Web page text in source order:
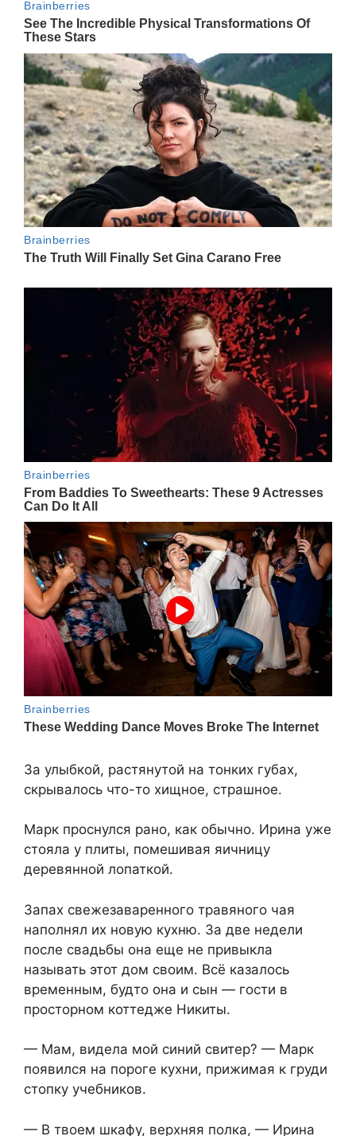
За улыбкой, растянутой на тонких губах,
скрывалось что-то хищное, страшное.
Марк проснулся рано, как обычно. Ирина уже
стояла у плиты, помешивая яичницу
деревянной лопаткой.
Запах свежезаваренного травяного чая
наполнял их новую кухню. За две недели
после свадьбы она еще не привыкла
называть этот дом своим. Всё казалось
временным, будто она и сын — гости в
просторном коттедже Никиты.
— Мам, видела мой синий свитер? — Марк
появился на пороге кухни, прижимая к груди
стопку учебников.
— В твоем шкафу, верхняя полка, — Ирина